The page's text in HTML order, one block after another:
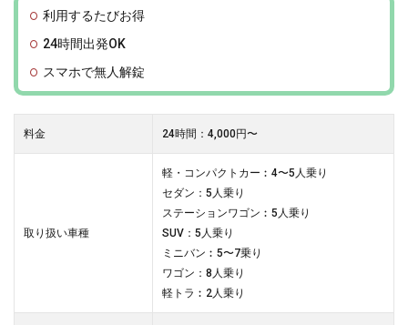
利用するたびお得
24時間出発OK
スマホで無人解錠
料金 24時間：4,000円〜
取り扱い車種
軽・コンパクトカー︰4〜5人乗り
セダン：5人乗り
ステーションワゴン︰5人乗り
SUV：5人乗り
ミニバン︰5〜7乗り
ワゴン：8人乗り
軽トラ︰2人乗り